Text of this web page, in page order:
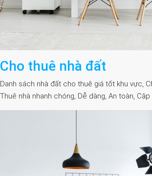
Cho thuê nhà đất
Danh sách nhà đất cho thuê giá tốt khu vực,
Thuê nhà nhanh chóng, Dễ dàng, An toàn,